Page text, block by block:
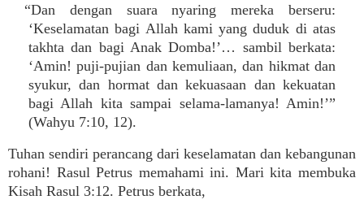
“Dan dengan suara nyaring mereka berseru:
‘Keselamatan bagi Allah kami yang duduk di atas
takhta dan bagi Anak Domba!’… sambil berkata:
‘Amin! puji-pujian dan kemuliaan, dan hikmat dan
syukur, dan hormat dan kekuasaan dan kekuatan
bagi Allah kita sampai selama-lamanya! Amin!’”
(Wahyu 7:10, 12).
Tuhan sendiri perancang dari keselamatan dan kebangunan
rohani! Rasul Petrus memahami ini. Mari kita membuka
Kisah Rasul 3:12. Petrus berkata,